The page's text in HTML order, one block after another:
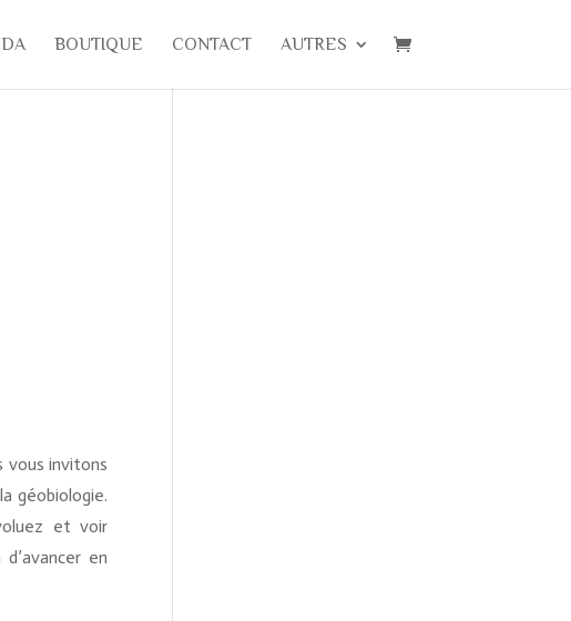
BOUTIQUE CONTACT AUTRES
vous invitons
géobiologie.
et voir
en